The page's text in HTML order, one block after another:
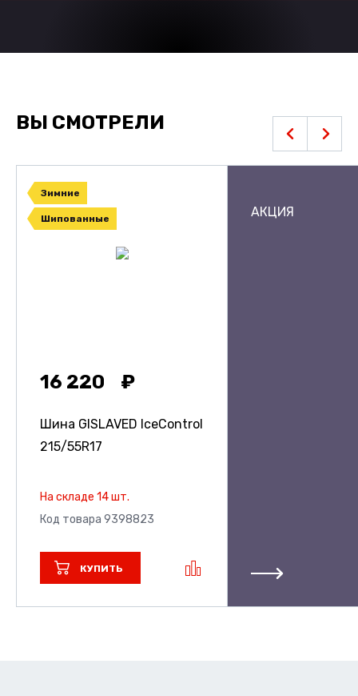
ВЫ СМОТРЕЛИ
Зимние
Шипованные
16 220
Шина GISLAVED IceControl
215/55R17
На складе 14 шт.
Код товара 9398823
КУПИТЬ
АКЦИЯ